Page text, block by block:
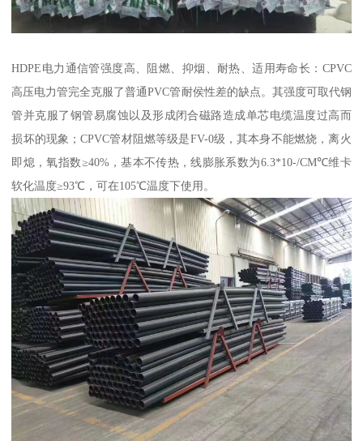
HDPE电力通信管强度高、阻燃、抑烟、耐热、适用寿命长：CPVC
高压电力管完全克服了普通PVC管耐侯性差的缺点。其强度可取代钢
管并克服了钢管易腐蚀以及形成闭合磁路造成单芯电缆温度过高而
损坏的现象；CPVC管材阻燃等级是FV-0级，其本身不能燃烧，离火
即熄，氧指数≥40%，基本不传热，线膨胀系数为6.3*10-/CM℃维卡
软化温度≥93℃，可在105℃温度下使用。